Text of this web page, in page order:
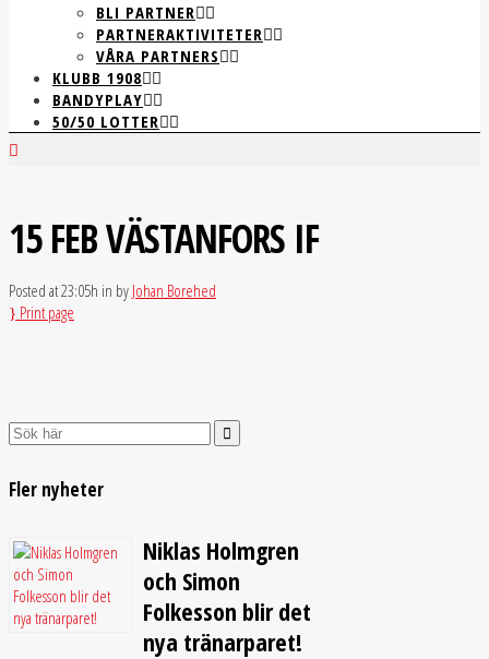
BLI PARTNER
PARTNERAKTIVITETER
VÅRA PARTNERS
KLUBB 1908
BANDYPLAY
50/50 LOTTER
15 FEBVÄSTANFORS IF
Posted at 23:05h in by Johan Borehed
Print page
Search
for:
Fler nyheter
Niklas Holmgren
och Simon
Folkesson blir det
nya tränarparet!